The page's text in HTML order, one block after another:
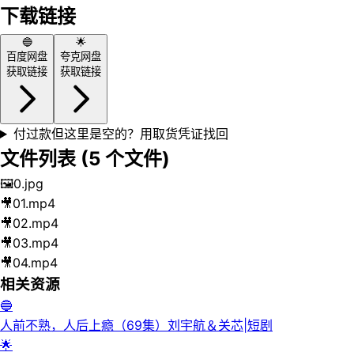
下载链接
🔵
百度网盘
获取链接
🌟
夸克网盘
获取链接
付过款但这里是空的？用取货凭证找回
文件列表 (5 个文件)
🖼️0.jpg
🎥01.mp4
🎥02.mp4
🎥03.mp4
🎥04.mp4
相关资源
🔵
人前不熟，人后上瘾（69集）刘宇航＆关芯|短剧
🌟